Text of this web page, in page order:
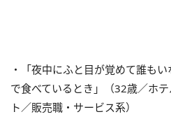
・「夜中にふと目が覚めて誰も
で食べているとき」（32歳／ホ
ト／販売職・サービス系）